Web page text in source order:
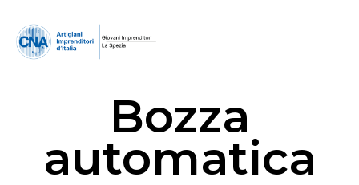
Bozza
automatica